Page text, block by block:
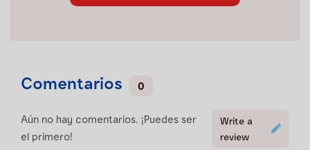
Comentarios 0
Aún no hay comentarios. ¡Puedes ser
el primero!
Write a
review